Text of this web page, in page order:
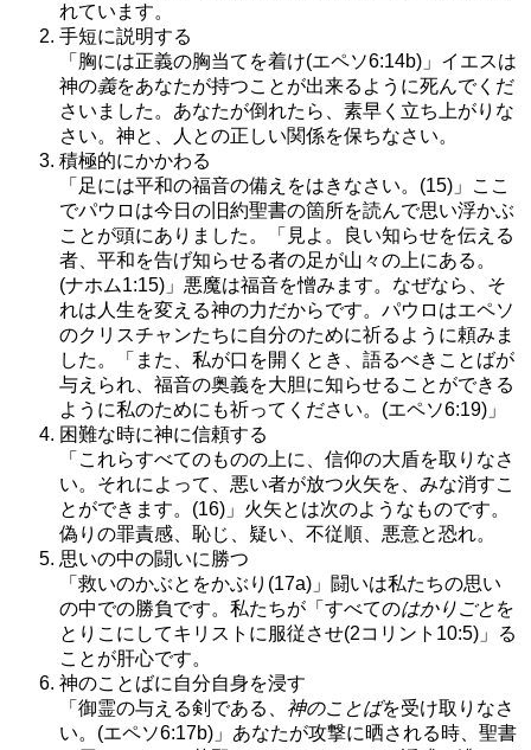
れています。
手短に説明する
「胸には正義の胸当てを着け(エペソ6:14b)」イエスは
神の義をあなたが持つことが出来るように死んでくだ
さいました。あなたが倒れたら、素早く立ち上がりな
さい。神と、人との正しい関係を保ちなさい。
積極的にかかわる
「足には平和の福音の備えをはきなさい。(15)」ここ
でパウロは今日の旧約聖書の箇所を読んで思い浮かぶ
ことが頭にありました。「見よ。良い知らせを伝える
者、平和を告げ知らせる者の足が山々の上にある。
(ナホム1:15)」悪魔は福音を憎みます。なぜなら、そ
れは人生を変える神の力だからです。パウロはエペソ
のクリスチャンたちに自分のために祈るように頼みま
した。「また、私が口を開くとき、語るべきことばが
与えられ、福音の奥義を大胆に知らせることができる
ように私のためにも祈ってください。(エペソ6:19)」
困難な時に神に信頼する
「これらすべてのものの上に、信仰の大盾を取りなさ
い。それによって、悪い者が放つ火矢を、みな消すこ
とができます。(16)」火矢とは次のようなものです。
偽りの罪責感、恥じ、疑い、不従順、悪意と恐れ。
思いの中の闘いに勝つ
「救いのかぶとをかぶり(17a)」闘いは私たちの思い
の中での勝負です。私たちが「すべてのはかりごとを
とりこにしてキリストに服従させ(2コリント10:5)」る
ことが肝心です。
神のことばに自分自身を浸す
「御霊の与える剣である、 神のことばを受け取りなさ
い。(エペソ6:17b)」あなたが攻撃に晒される時、聖書